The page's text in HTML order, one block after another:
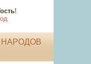
!
НАРОДОВ